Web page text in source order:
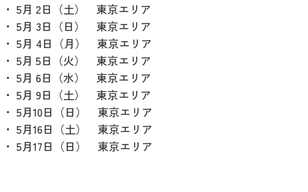
5月 2日（土） 東京エリア
5月 3日（日） 東京エリア
5月 4日（月） 東京エリア
5月 5日（火） 東京エリア
5月 6日（水） 東京エリア
5月 9日（土） 東京エリア
5月10日（日） 東京エリア
5月16日（土） 東京エリア
5月17日（日） 東京エリア